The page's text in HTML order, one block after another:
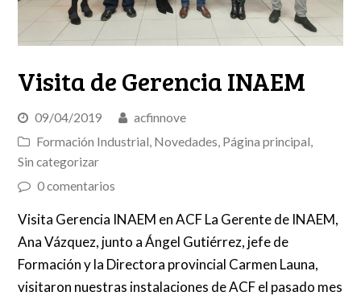
Visita de Gerencia INAEM
09/04/2019
acfinnove
Formación Industrial, Novedades, Página principal,
Sin categorizar
0 comentarios
Visita Gerencia INAEM en ACF La Gerente de INAEM,
Ana Vázquez, junto a Ángel Gutiérrez, jefe de
Formación y la Directora provincial Carmen Launa,
visitaron nuestras instalaciones de ACF el pasado mes